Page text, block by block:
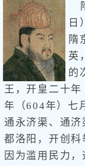
隋
日
隋
英
的
王，开皇二十
年（604年）七
通永济渠、通
都洛阳，开创科
因为滥用民力